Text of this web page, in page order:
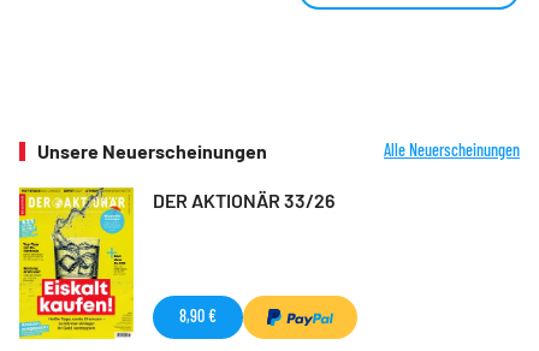
Unsere Neuerscheinungen Alle Neuerscheinungen
DER AKTIONÄR 33/26
8,90 €